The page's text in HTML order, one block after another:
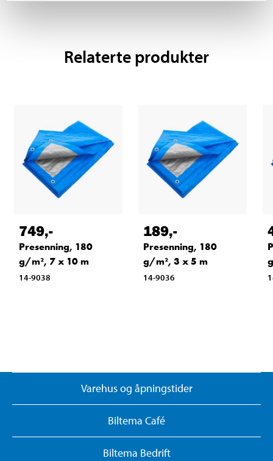
Relaterte produkter
749,-
Presenning, 180
g/m², 7 x 10 m
14-9038
189,-
Presenning, 180
g/m², 3 x 5 m
14-9036
Varehus og åpningstider
Biltema Café
Biltema Bedrift